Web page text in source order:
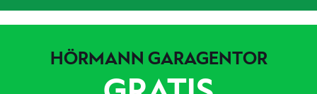
HÖRMANN GARAGENTOR